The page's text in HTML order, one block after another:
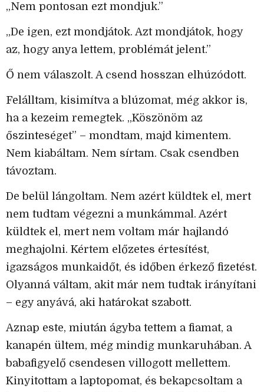
„Nem pontosan ezt mondjuk.”
„De igen, ezt mondjátok. Azt mondjátok, hogy
az, hogy anya lettem, problémát jelent.”
Ő nem válaszolt. A csend hosszan elhúzódott.
Felálltam, kisimítva a blúzomat, még akkor is,
ha a kezeim remegtek. „Köszönöm az
őszinteséget” – mondtam, majd kimentem.
Nem kiabáltam. Nem sírtam. Csak csendben
távoztam.
De belül lángoltam. Nem azért küldtek el, mert
nem tudtam végezni a munkámmal. Azért
küldtek el, mert nem voltam már hajlandó
meghajolni. Kértem előzetes értesítést,
igazságos munkaidőt, és időben érkező fizetést.
Olyanná váltam, akit már nem tudtak irányítani
– egy anyává, aki határokat szabott.
Aznap este, miután ágyba tettem a fiamat, a
kanapén ültem, még mindig munkaruhában. A
babafigyelő csendesen villogott mellettem.
Kinyitottam a laptopomat, és bekapcsoltam a